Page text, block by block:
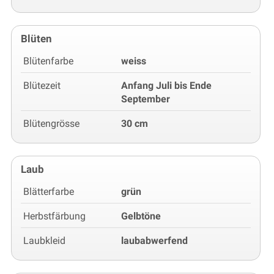
Blüten
Blütenfarbe weiss
Blütezeit
Anfang Juli bis Ende
September
Blütengrösse 30 cm
Laub
Blätterfarbe grün
Herbstfärbung Gelbtöne
Laubkleid laubabwerfend